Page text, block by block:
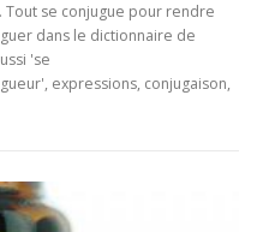
Tout se conjugue pour rendre
dans le dictionnaire de
'se
expressions, conjugaison,